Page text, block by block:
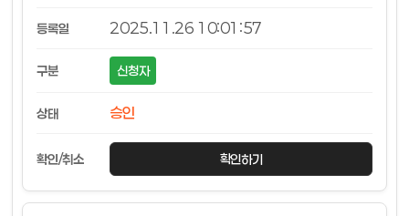
2025.11.26 10:01:57
신청자
승인
확인하기